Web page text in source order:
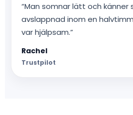
“Man somnar lätt och känner
avslappnad inom en
var hjälpsam.”
Rachel
Trustpilot